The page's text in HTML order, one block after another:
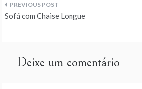
Navegação
artigos
Sofá com Chaise Longue
Deixe um comentário